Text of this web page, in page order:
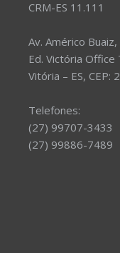
CRM-ES 11.111
Av. Américo
Ed. Victória Office
Vitória – ES, CEP:
Telefones:
(27) 99707-3433
(27) 99886-7489